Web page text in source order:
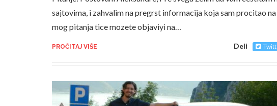
sajtovima, i zahvalim na pregrst informacija koja sam procitao na
mog pitanja tice mozete objaviyi na…
PROČITAJ VIŠE Deli